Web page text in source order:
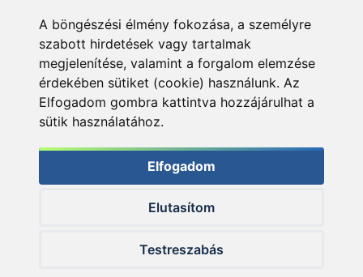
A böngészési élmény fokozása, a személyre
szabott hirdetések vagy tartalmak
megjelenítése, valamint a forgalom elemzése
érdekében sütiket (cookie) használunk. Az
Elfogadom gombra kattintva hozzájárulhat a
sütik használatához.
Elfogadom
Elutasítom
Testreszabás